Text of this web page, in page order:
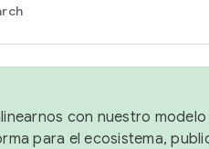
con nuestro
para el ecosistema,